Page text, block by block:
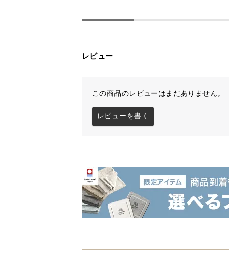
自由度の高いワ
広く使えるようにフラットに広がっ
レビュー
この商品のレビューはまだありません。
レビューを書く